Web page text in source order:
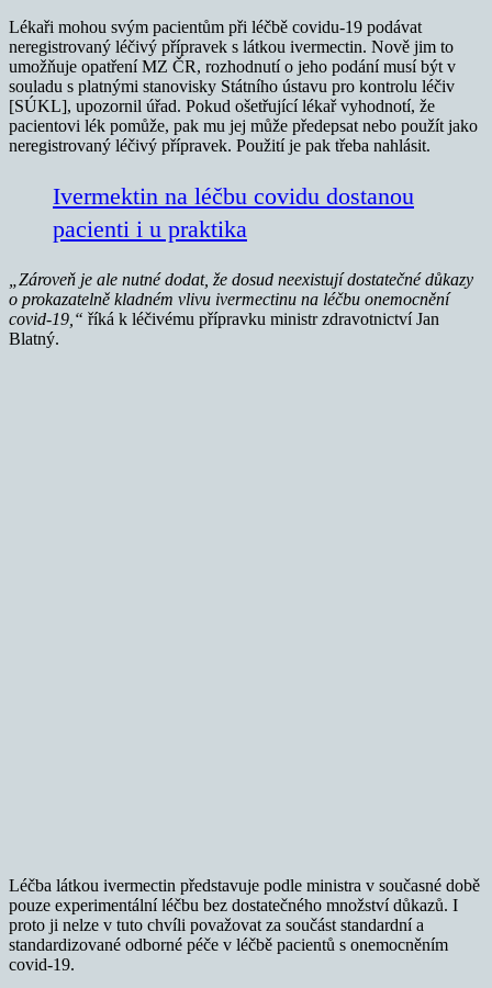
Lékaři mohou svým pacientům při léčbě covidu-19 podávat
neregistrovaný léčivý přípravek s látkou ivermectin. Nově jim to
umožňuje opatření MZ ČR, rozhodnutí o jeho podání musí být v
souladu s platnými stanovisky Státního ústavu pro kontrolu léčiv
[SÚKL], upozornil úřad. Pokud ošetřující lékař vyhodnotí, že
pacientovi lék pomůže, pak mu jej může předepsat nebo použít jako
neregistrovaný léčivý přípravek. Použití je pak třeba nahlásit.
Ivermektin na léčbu covidu dostanou
pacienti i u praktika
„Zároveň je ale nutné dodat, že dosud neexistují dostatečné důkazy
o prokazatelně kladném vlivu ivermectinu na léčbu onemocnění
covid-19,“ říká k léčivému přípravku ministr zdravotnictví Jan
Blatný.
Léčba látkou ivermectin představuje podle ministra v současné době
pouze experimentální léčbu bez dostatečného množství důkazů. I
proto ji nelze v tuto chvíli považovat za součást standardní a
standardizované odborné péče v léčbě pacientů s onemocněním
covid-19.